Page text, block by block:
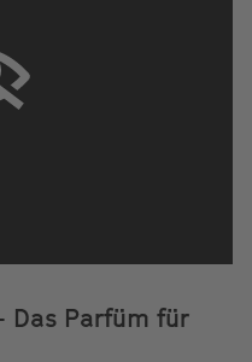
Das Parfüm für